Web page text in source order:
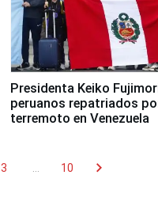
Presidenta Keiko
peruanos repatriados
terremoto en Venezuela
3 10 chevron_right